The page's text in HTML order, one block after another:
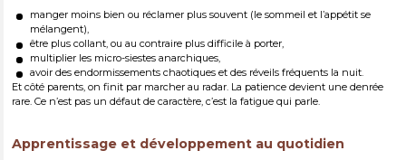
manger moins bien ou réclamer plus souvent (le sommeil et l’appétit se
mélangent),
être plus collant, ou au contraire plus difficile à porter,
multiplier les micro-siestes anarchiques,
avoir des endormissements chaotiques et des réveils fréquents la nuit.
Et côté parents, on finit par marcher au radar. La patience devient une denrée
rare. Ce n’est pas un défaut de caractère, c’est la fatigue qui parle.
Apprentissage et développement au quotidien